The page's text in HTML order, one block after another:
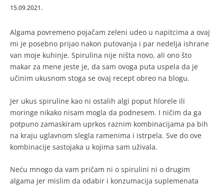
15.09.2021.
Algama povremeno pojačam zeleni udeo u napitcima a ovaj
mi je posebno prijao nakon putovanja i par nedelja ishrane
van moje kuhinje. Spirulina nije ništa novo, ali ono što
makar za mene jeste je, da sam ovoga puta uspela da je
učinim ukusnom stoga se ovaj recept obreo na blogu.
Jer ukus spiruline kao ni ostalih algi poput hlorele ili
moringe nikako nisam mogla da podnesem. I ničim da ga
potpuno zamaskiram uprkos raznim kombinacijama pa bih
na kraju uglavnom slegla ramenima i istrpela. Sve do ove
kombinacije sastojaka u kojima sam uživala.
Neću mnogo da vam pričam ni o spirulini ni o drugim
algama jer mislim da odabir i konzumacija suplemenata